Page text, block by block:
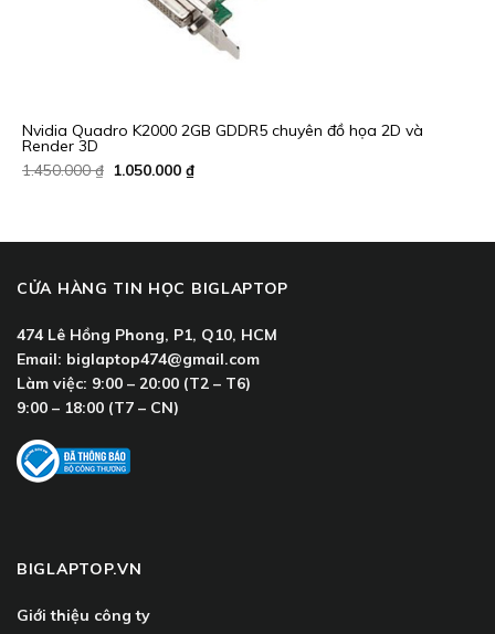
Nvidia Quadro K2000 2GB GDDR5 chuyên đồ họa 2D và
Render 3D
1.450.000₫ Giá
1.050.000₫Giá
CỬA HÀNG TIN HỌC BIGLAPTOP
474 Lê Hồng Phong, P1, Q10, HCM
Email: biglaptop474@gmail.com
Làm việc: 9:00 – 20:00 (T2 – T6)
9:00 – 18:00 (T7 – CN)
BIGLAPTOP.VN
Giới thiệu công ty